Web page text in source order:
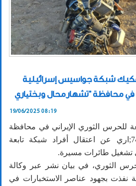
شبكة جواسيس إسرائيلية
19/06/2025 08:19
للحرس الثوري الإيراني في محافظة
تشهارمحال وبخت&<740;اري عن اعتقال أفراد شبكة تابعة
تشغيل طائرات مسيرة.
الثوري، في بيان نشر عبر وكالة
نفذت بجهود عناصر الاستخبارات في